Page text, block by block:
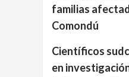
familias
Comondú
Científicos
en